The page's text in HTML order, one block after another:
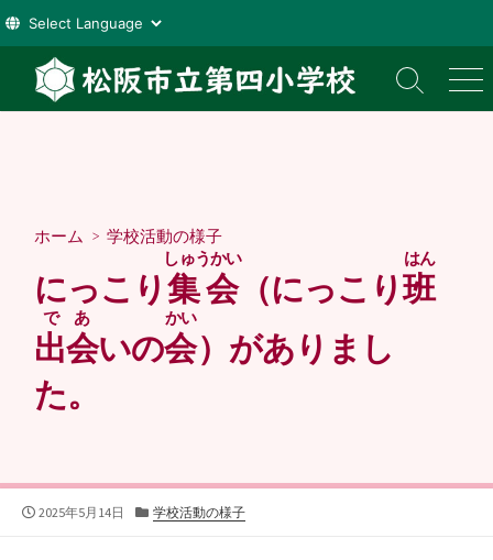
テ
検
索
メ
ニ
ホーム > 学校活動の様子
にっこり集会
しゅうかい
（にっこり班
はん
出会
であ
いの会
かい
）がありまし
た。
公
2025年5月14日
カ
学校活動の様子